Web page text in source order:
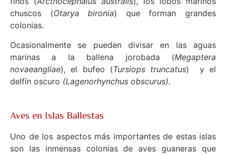
chuscos (Otarya bironia) que forman grandes
colonias.
Ocasionalmente se pueden divisar en las aguas
marinas a la ballena jorobada (Megaptera
novaeangliae), el bufeo (Tursiops truncatus) y el
delfín oscuro (Lagenorhynchus obscurus).
Aves en Islas Ballestas
Uno de los aspectos más importantes de estas islas
son las inmensas colonias de aves guaneras que